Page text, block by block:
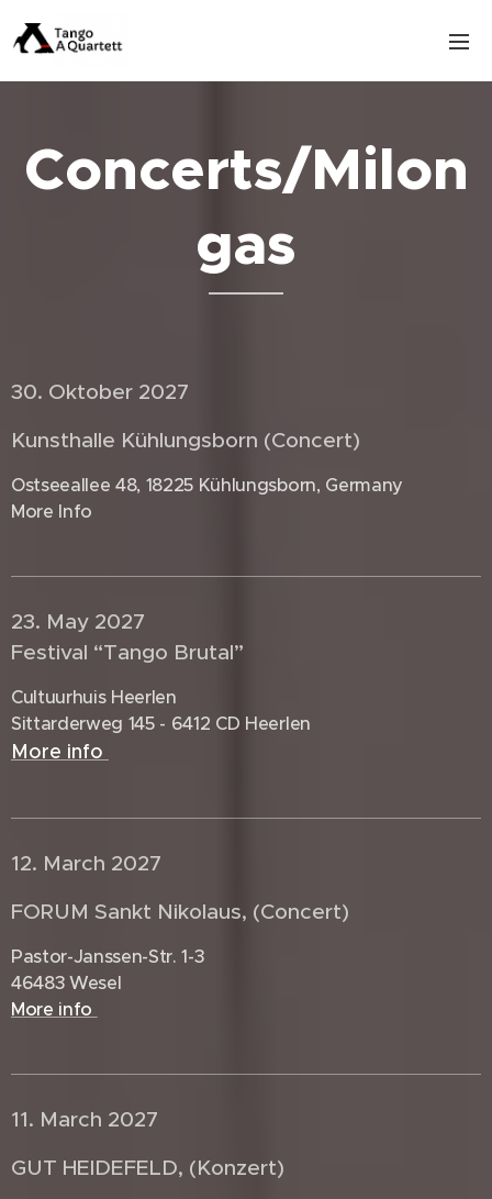
Concerts/Milon
gas
30. Oktober 2027 🇩🇪
Kunsthalle Kühlungsborn (Concert)
Ostseeallee 48, 18225 Kühlungsborn, Germany
More Info
23. May 2027 🇩🇪
Festival “Tango Brutal”
Cultuurhuis Heerlen
Sittarderweg 145 - 6412 CD Heerlen
More info
12. March 2027 🇩🇪
FORUM Sankt Nikolaus, (Concert)
Pastor-Janssen-Str. 1-3
46483 Wesel
More info
11. March 2027 🇩🇪
GUT HEIDEFELD, (Konzert)